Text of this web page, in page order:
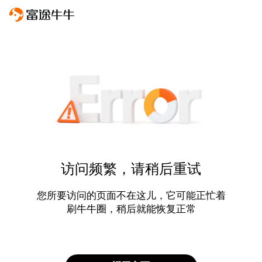
访问频繁，请稍后重试
您所要访问的页面不在这儿，它可能正忙着
刷牛牛圈，稍后就能恢复正常